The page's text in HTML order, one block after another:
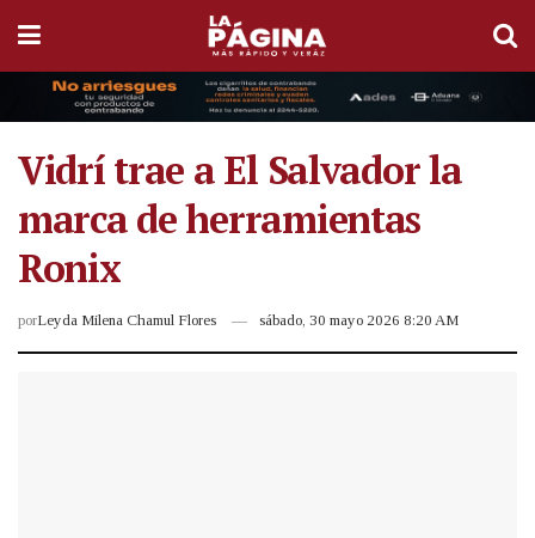
Vidrí trae a El Salvador la
marca de herramientas
Ronix
porLeyda Milena Chamul Flores sábado, 30 mayo 2026 8:20 AM